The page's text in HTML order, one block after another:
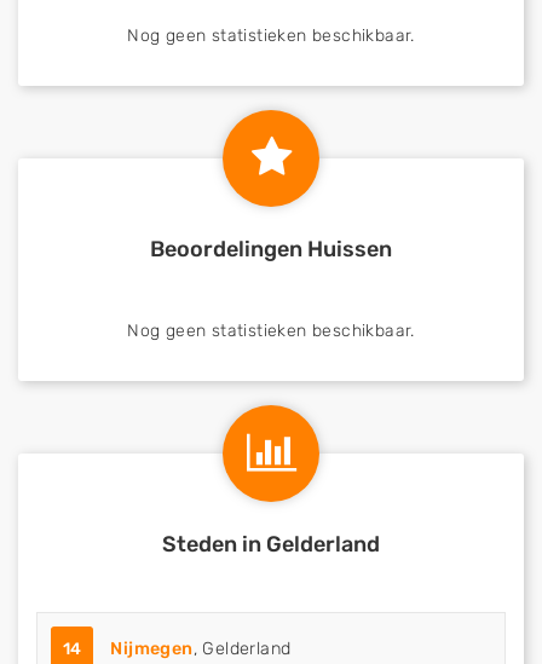
Nog geen statistieken beschikbaar.
Beoordelingen Huissen
Nog geen statistieken beschikbaar.
Steden in Gelderland
14 Nijmegen, Gelderland